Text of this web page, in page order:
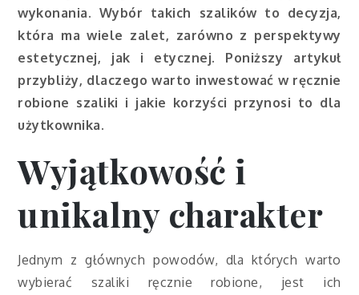
wykonania. Wybór takich szalików to decyzja,
która ma wiele zalet, zarówno z perspektywy
estetycznej, jak i etycznej. Poniższy artykuł
przybliży, dlaczego warto inwestować w ręcznie
robione szaliki i jakie korzyści przynosi to dla
użytkownika.
Wyjątkowość i
unikalny charakter
Jednym z głównych powodów, dla których warto
wybierać szaliki ręcznie robione, jest ich